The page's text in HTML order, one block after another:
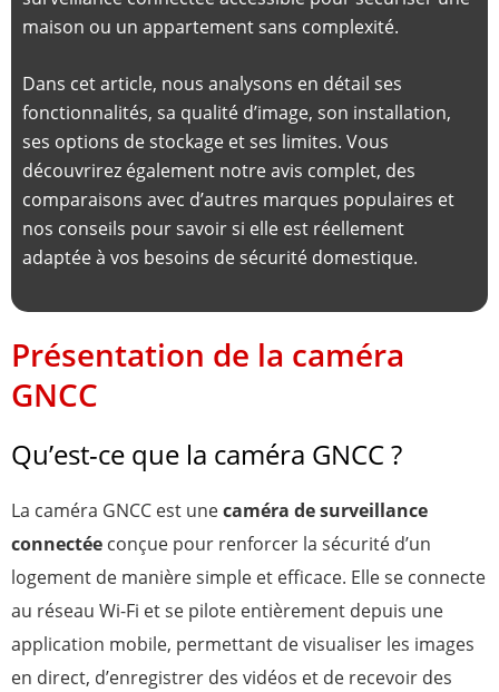
maison ou un appartement sans complexité.
Dans cet article, nous analysons en détail ses
fonctionnalités, sa qualité d’image, son installation,
ses options de stockage et ses limites. Vous
découvrirez également notre avis complet, des
comparaisons avec d’autres marques populaires et
nos conseils pour savoir si elle est réellement
adaptée à vos besoins de sécurité domestique.
Présentation de la caméra
GNCC
Qu’est-ce que la caméra GNCC ?
La caméra GNCC est unecaméra de surveillance
connectée conçue pour renforcer la sécurité d’un
logement de manière simple et efficace. Elle se connecte
au réseau Wi-Fi et se pilote entièrement depuis une
application mobile, permettant de visualiser les images
en direct, d’enregistrer des vidéos et de recevoir des